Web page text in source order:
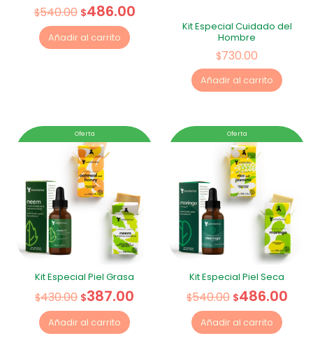
$540.00 $486.00
Añadir al carrito
Kit Especial Cuidado del
Hombre
$730.00
Añadir al carrito
Oferta
Kit Especial Piel Grasa
$430.00 $387.00
Añadir al carrito
Oferta
Kit Especial Piel Seca
$540.00 $486.00
Añadir al carrito